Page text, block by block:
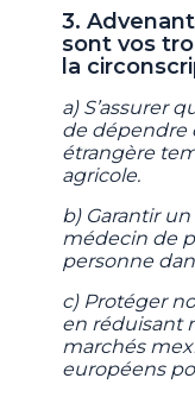
3.
sont vos
la
a) S’assurer
de dépendre
étrangère
agricole.
b) Garantir
médecin de
personne
c) Protéger
en réduisant
marchés
européens